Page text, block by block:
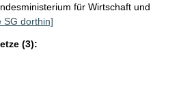
für Wirtschaft und
SG dorthin]
(3):